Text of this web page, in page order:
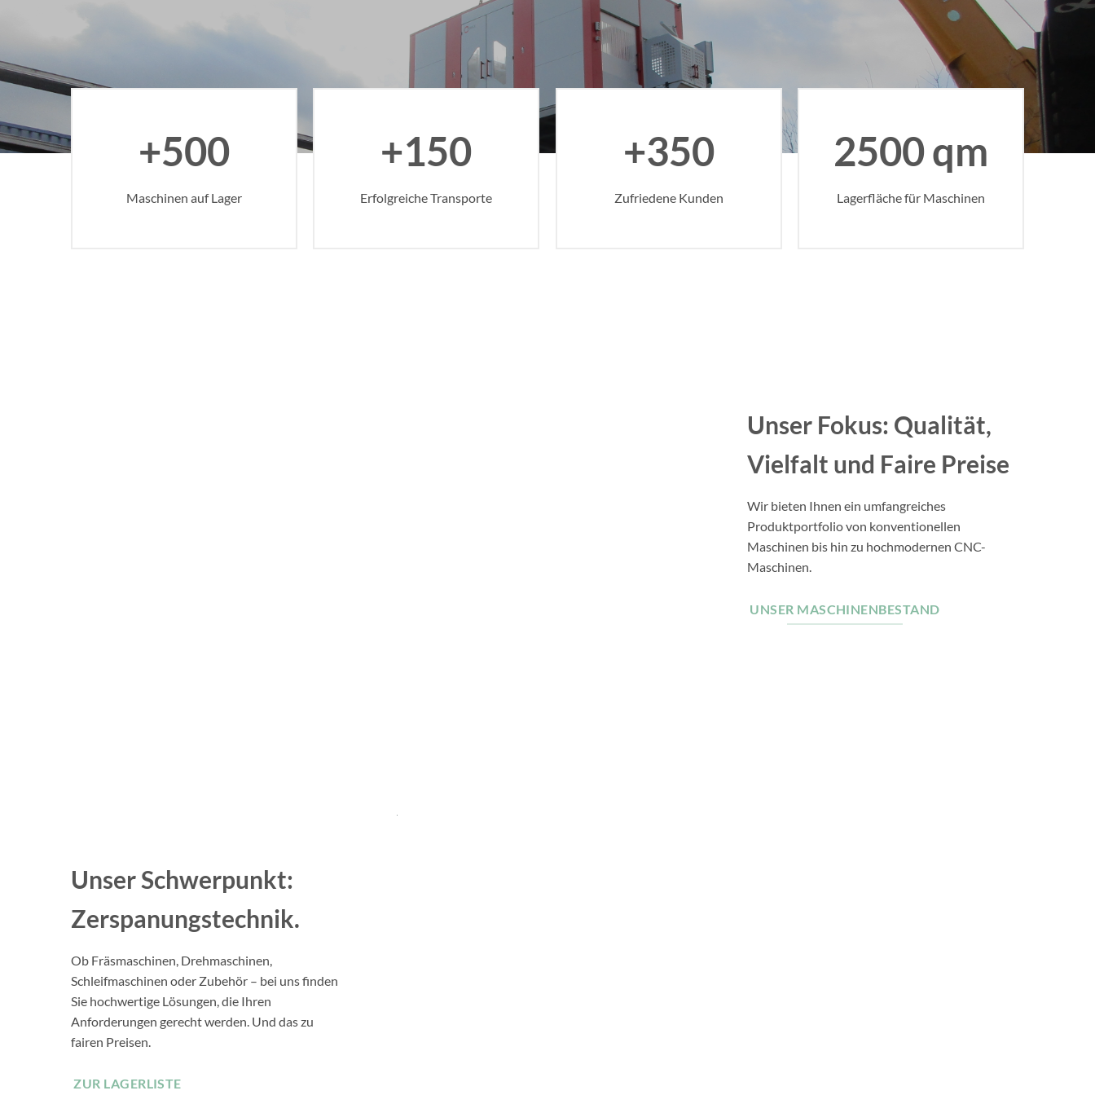
+500
Maschinen auf Lager
+150
Erfolgreiche Transporte
+350
Zufriedene Kunden
2500 qm
Lagerfläche für Maschinen
Unser Fokus: Qualität,
Vielfalt und Faire Preise
Wir bieten Ihnen ein umfangreiches
Produktportfolio von konventionellen
Maschinen bis hin zu hochmodernen CNC-
Maschinen.
UNSER MASCHINENBESTAND
Unser Schwerpunkt:
Zerspanungstechnik.
Ob Fräsmaschinen, Drehmaschinen,
Schleifmaschinen oder Zubehör – bei uns finden
Sie hochwertige Lösungen, die Ihren
Anforderungen gerecht werden. Und das zu
fairen Preisen.
ZUR LAGERLISTE